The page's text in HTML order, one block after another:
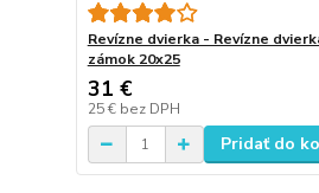
Revízne dvierka - Revízne
zámok 20x25
31 €
25 € bez DPH
Pridať do